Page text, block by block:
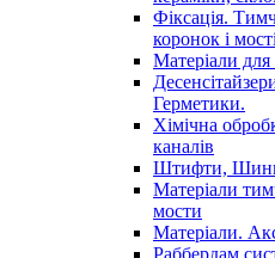
Фіксація.
коронок і
Матеріали для
Герметики.
Хімічна
каналів
Штифти,
Матеріали
мости
Матеріали.
Раббердам